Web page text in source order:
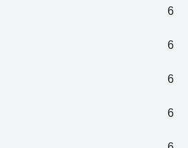
6
6
6
6